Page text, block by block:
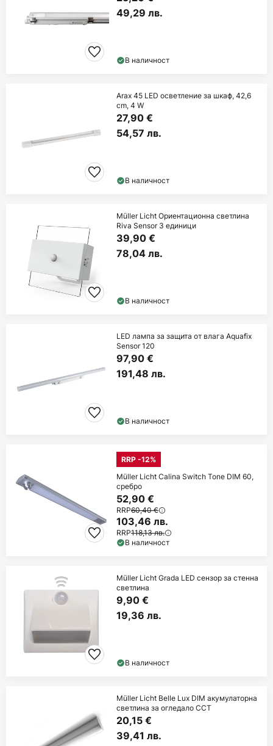
49,29 лв.
В наличност
Arax 45 LED осветление за шкаф, 42,6
cm, 4 W
27,90 €
54,57 лв.
В наличност
Müller Licht Ориентационна светлина
Riva Sensor 3 единици
39,90 €
78,04 лв.
В наличност
LED лампа за защита от влага Aquafix
Sensor 120
97,90 €
191,48 лв.
В наличност
RRP -12%
Müller Licht Calina Switch Tone DIM 60,
сребро
52,90 €
RRP60,40 €
103,46 лв.
RRP118,13 лв.
В наличност
Müller Licht Grada LED сензор за стенна
светлина
9,90 €
19,36 лв.
В наличност
Müller Licht Belle Lux DIM акумулаторна
светлина за огледало CCT
20,15 €
39,41 лв.